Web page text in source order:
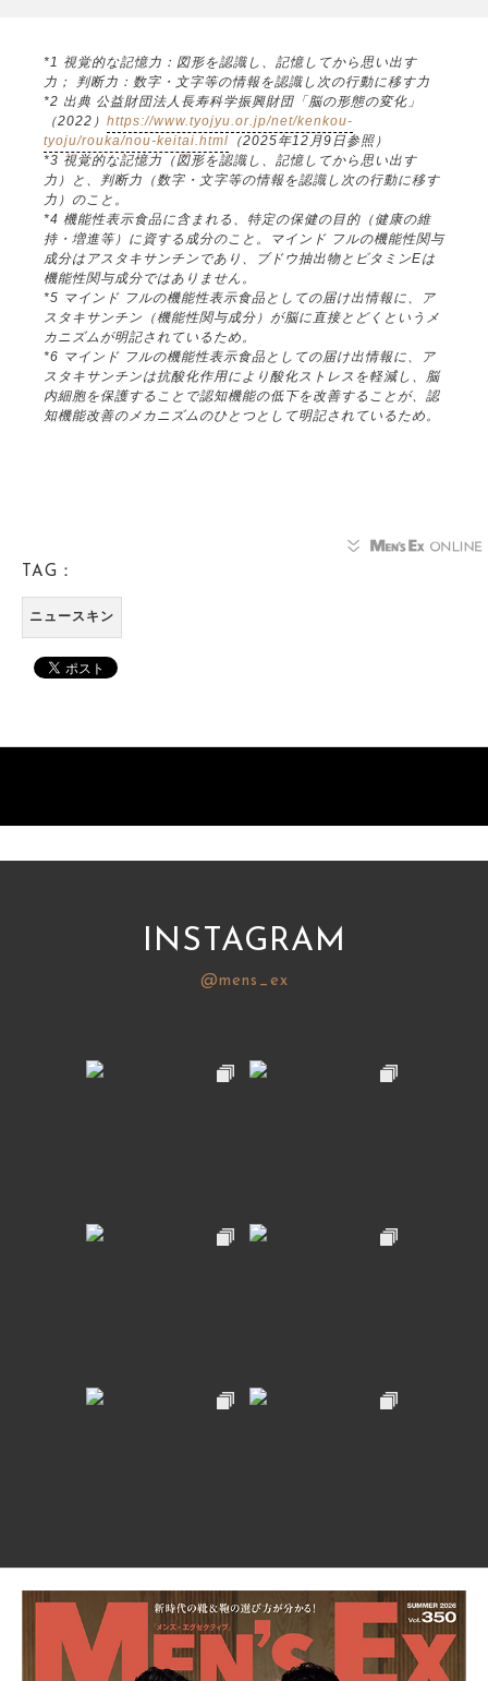
*1 視覚的な記憶力：図形を認識し、記憶してから思い出す
力； 判断力：数字・文字等の情報を認識し次の行動に移す力
*2 出典 公益財団法人長寿科学振興財団「脳の形態の変化」
（2022） https://www.tyojyu.or.jp/net/kenkou-
tyoju/rouka/nou-keitai.html （2025年12月9日参照）
*3 視覚的な記憶力（図形を認識し、記憶してから思い出す
力）と、判断力（数字・文字等の情報を認識し次の行動に移す
力）のこと。
*4 機能性表示食品に含まれる、特定の保健の目的（健康の維
持・増進等）に資する成分のこと。マインド フルの機能性関与
成分はアスタキサンチンであり、ブドウ抽出物とビタミンEは
機能性関与成分ではありません。
*5 マインド フルの機能性表示食品としての届け出情報に、ア
スタキサンチン（機能性関与成分）が脳に直接とどくというメ
カニズムが明記されているため。
*6 マインド フルの機能性表示食品としての届け出情報に、ア
スタキサンチンは抗酸化作用により酸化ストレスを軽減し、脳
内細胞を保護することで認知機能の低下を改善することが、認
知機能改善のメカニズムのひとつとして明記されているため。
TAG：
ニュースキン
INSTAGRAM
@mens_ex